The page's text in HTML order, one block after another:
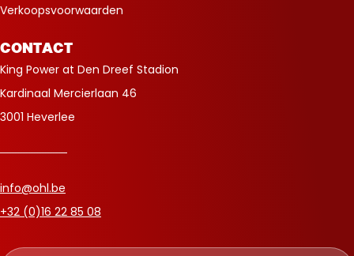
Verkoopsvoorwaarden
CONTACT
King Power at Den Dreef Stadion
Kardinaal Mercierlaan 46
3001 Heverlee
info@ohl.be
+32 (0)16 22 85 08